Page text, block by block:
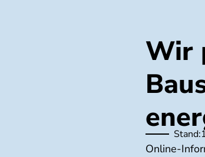
Wir
Stand:
Online-